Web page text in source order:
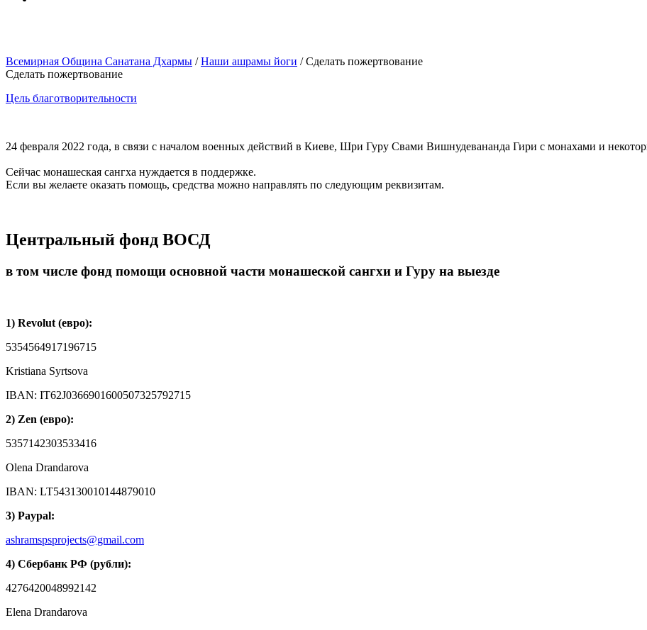
Всемирная Община Санатана Дхармы /Наши ашрамы йоги /Сделать пожертвование
Сделать пожертвование
Цель благотворительности
24 февраля 2022 года, в связи с началом военных действий в Киеве, Шри Гуру Свами Вишнудевананда Гири с монахами и
Сейчас монашеская сангха нуждается в поддержке.
Если вы желаете оказать помощь, средства можно направлять по следующим реквизитам.
Центральный фонд ВОСД
в том числе фонд помощи основной части монашеской сангхи и Гуру на выезде
1) Revolut (евро):
5354564917196715
Kristiana Syrtsova
IBAN: IT62J0366901600507325792715
2) Zen (евро):
5357142303533416
Olena Drandarova
IBAN: LT543130010144879010
3) Paypal:
ashramspsprojects@gmail.com
4) Сбербанк РФ (рубли):
4276420048992142
Elena Drandarova